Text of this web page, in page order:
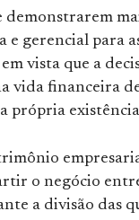
demonstrarem
e gerencial para
vista que a
vida financeira
própria
o negócio
a divisão das